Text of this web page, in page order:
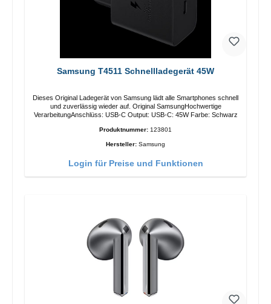
Samsung T4511 Schnellladegerät 45W
Dieses Original Ladegerät von Samsung lädt alle Smartphones schnell
und zuverlässig wieder auf. Original SamsungHochwertige
VerarbeitungAnschlüss: USB-C Output: USB-C: 45W Farbe: Schwarz
Produktnummer: 123801
Hersteller: Samsung
Login für Preise und Funktionen